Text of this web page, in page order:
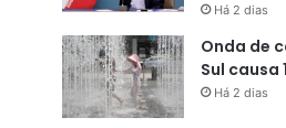
Há 2 dias
Onda de
Sul causa
Há 2 dias